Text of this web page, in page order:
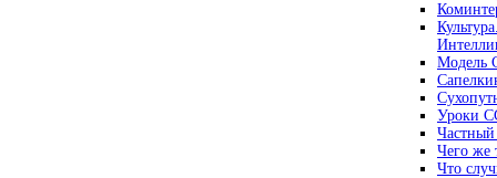
Модель
Уроки
Чего же
Что